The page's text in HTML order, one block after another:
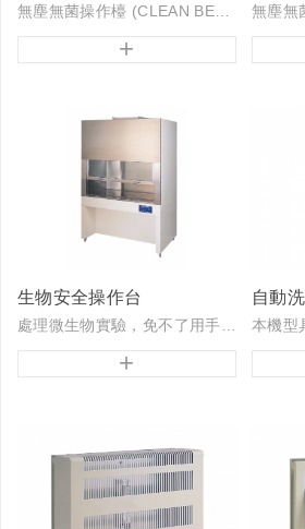
無塵無菌操作檯 (CLEAN BENCH) 又稱為潔淨作業檯，CLEAN BENCH 可在作業台上做出局部的清淨空間，所以只要管理運用得宜則其為最具經濟性又可得到高度清淨化空間的作...
+
生物安全操作台
處理微生物實驗，免不了用手來作業，故就算實驗者的細心注意，病原體也會發散於作業工程的空中，因此藉此氣流擴散做為媒體的感染就佔了實驗內事故的一大半，生物安全操作箱能使這樣的病原體有效...
+
自動